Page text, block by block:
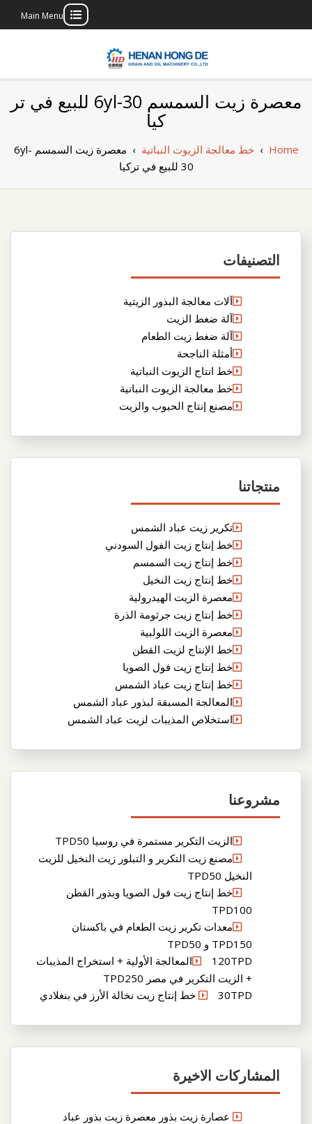
Main Menu
بناء مصنع إنتاج
الزيوت النباتية
الخاص بك
معصرة زيت السمسم 6yl-30 للبيع في تر
كيا
Home
› خط معالجة الزيوت النباتية ›
معصرة زيت السمسم 6yl-
30 للبيع في تركيا
التصنيفات
آلات معالجة البذور الزيتية
آلة ضغط الزيت
آلة ضغط زيت الطعام
أمثلة الناجحة
خط انتاج الزيوت النباتية
خط معالجة الزيوت النباتية
مصنع إنتاج الحبوب والزيت
منتجاتنا
تكرير زيت عباد الشمس
خط إنتاج زيت الفول السودني
خط إنتاج زيت السمسم
خط إنتاج زيت النخيل
معصرة الزيت الهيدرولية
خط إنتاج زيت جرثومة الذرة
معصرة الزيت اللولبية
خط الإنتاج لزيت القطن
خط إنتاج زيت فول الصويا
خط إنتاج زيت عباد الشمس
المعالجة المسبقة لبذور عباد الشمس
استخلاص المذيبات لزيت عباد الشمس
مشروعنا
الزيت التكرير مستمرة في روسيا TPD50
مصنع زيت التكرير و التبلور زيت النخيل للزيت
النخيل TPD50
خط إنتاج زيت فول الصويا وبذور القطن
TPD100
معدات تكرير زيت الطعام في باكستان
TPD150 و TPD50
120TPDالمعالجة الأولية + استخراج المذيبات
+ الزيت التكرير في مصر TPD250
30TPD خط إنتاج زيت نخالة الأرز في بنغلادي
المشاركات الاخيرة
عصارة زيت بذور معصرة زيت بذور عباد